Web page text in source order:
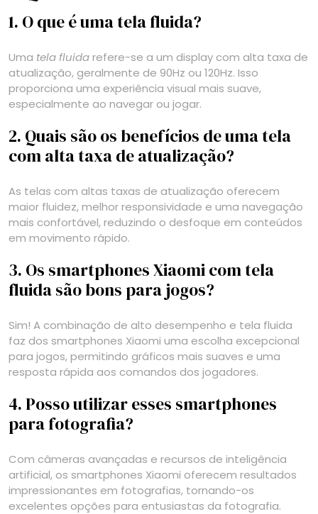
1. O que é uma tela fluida?
Uma tela fluidarefere-se a um display com alta taxa de
atualização, geralmente de 90Hz ou 120Hz. Isso
proporciona uma experiência visual mais suave,
especialmente ao navegar ou jogar.
2. Quais são os benefícios de uma tela
com alta taxa de atualização?
As telas com altas taxas de atualização oferecem
maior fluidez, melhor responsividade e uma navegação
mais confortável, reduzindo o desfoque em conteúdos
em movimento rápido.
3. Os smartphones Xiaomi com tela
fluida são bons para jogos?
Sim! A combinação de alto desempenho e tela fluida
faz dos smartphones Xiaomi uma escolha excepcional
para jogos, permitindo gráficos mais suaves e uma
resposta rápida aos comandos dos jogadores.
4. Posso utilizar esses smartphones
para fotografia?
Com câmeras avançadas e recursos de inteligência
artificial, os smartphones Xiaomi oferecem resultados
impressionantes em fotografias, tornando-os
excelentes opções para entusiastas da fotografia.